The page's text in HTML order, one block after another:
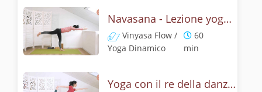
Navasana - Lezione yoga con la mitologia della posizione della barca
Vinyasa Flow /
Yoga Dinamico
60
min
Yoga con il re della danza - Natarajasana con un braccio